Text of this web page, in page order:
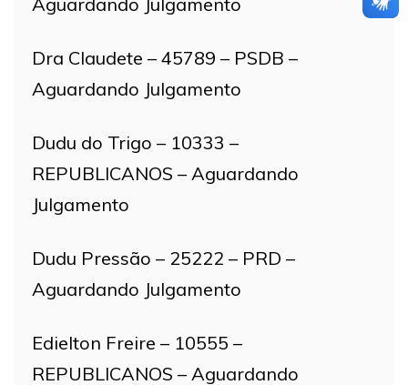
Dra Claudete – 45789 – PSDB –
Aguardando Julgamento
Dudu do Trigo – 10333 –
REPUBLICANOS – Aguardando
Julgamento
Dudu Pressão – 25222 – PRD –
Aguardando Julgamento
Edielton Freire – 10555 –
REPUBLICANOS – Aguardando